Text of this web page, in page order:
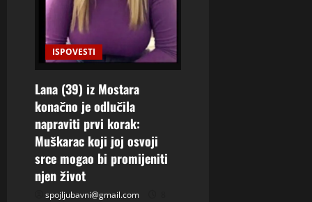
ISPOVESTI
Lana (39) iz Mostara
konačno je odlučila
napraviti prvi korak:
Muškarac koji joj osvoji
srce mogao bi promijeniti
njen život
spojljubavni@gmail.com